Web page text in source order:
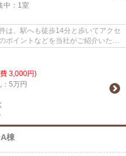
： 1室
は、駅へも徒歩14分と歩いてアクセ
ポイントなどを当社がご紹介いたし
3,000円)
5万円
棟